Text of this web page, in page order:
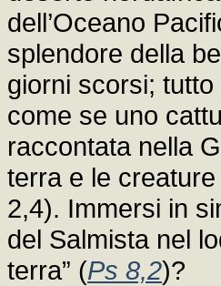
dell’Oceano
splendore della
giorni scorsi;
come se uno
raccontata nella
terra e le
2,4). Immersi in
del Salmista nel
terra” (Ps 8,2)?